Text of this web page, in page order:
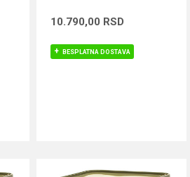
10.790,00 RSD
BESPLATNA DOSTAVA